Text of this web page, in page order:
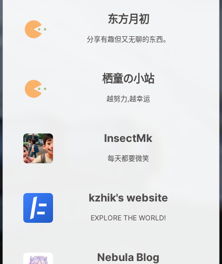
东方月初
分享有趣但又无聊的东西。
栖童の小站
越努力,越幸运
InsectMk
每天都要微笑
kzhik's website
EXPLORE THE WORLD!
Nebula Blog